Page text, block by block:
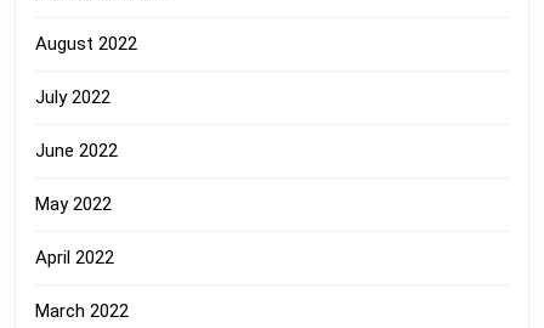
August 2022
July 2022
June 2022
May 2022
April 2022
March 2022